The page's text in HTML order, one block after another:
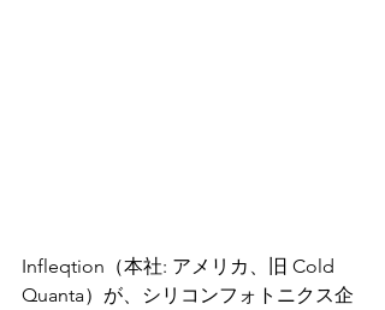
Infleqtion（本社: アメリカ、旧 Cold
Quanta）が、シリコンフォトニクス企